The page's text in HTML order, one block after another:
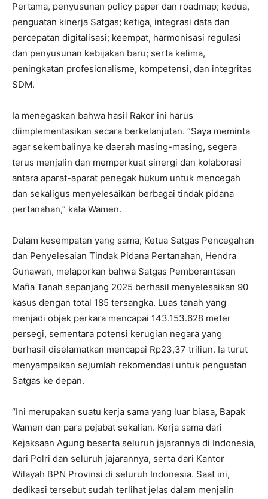
Pertama, penyusunan policy paper dan roadmap; kedua,
penguatan kinerja Satgas; ketiga, integrasi data dan
percepatan digitalisasi; keempat, harmonisasi regulasi
dan penyusunan kebijakan baru; serta kelima,
peningkatan profesionalisme, kompetensi, dan integritas
SDM.
‎Ia menegaskan bahwa hasil Rakor ini harus
diimplementasikan secara berkelanjutan. “Saya meminta
agar sekembalinya ke daerah masing-masing, segera
terus menjalin dan memperkuat sinergi dan kolaborasi
antara aparat-aparat penegak hukum untuk mencegah
dan sekaligus menyelesaikan berbagai tindak pidana
pertanahan,” kata Wamen.
‎Dalam kesempatan yang sama, Ketua Satgas Pencegahan
dan Penyelesaian Tindak Pidana Pertanahan, Hendra
Gunawan, melaporkan bahwa Satgas Pemberantasan
Mafia Tanah sepanjang 2025 berhasil menyelesaikan 90
kasus dengan total 185 tersangka. Luas tanah yang
menjadi objek perkara mencapai 143.153.628 meter
persegi, sementara potensi kerugian negara yang
berhasil diselamatkan mencapai Rp23,37 triliun. Ia turut
menyampaikan sejumlah rekomendasi untuk penguatan
Satgas ke depan.
‎“Ini merupakan suatu kerja sama yang luar biasa, Bapak
Wamen dan para pejabat sekalian. Kerja sama dari
Kejaksaan Agung beserta seluruh jajarannya di Indonesia,
dari Polri dan seluruh jajarannya, serta dari Kantor
Wilayah BPN Provinsi di seluruh Indonesia. Saat ini,
dedikasi tersebut sudah terlihat jelas dalam menjalin